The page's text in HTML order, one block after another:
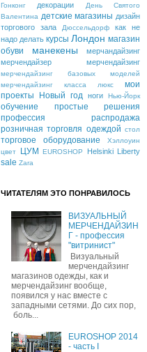
Гонконг декорации
День Святого
Валентина детские магазины дизайн
торгового зала
Дюссельдорф
как не
надо делать курсы Лондон магазин
обуви
манекены
мерчандайзинг
мерчендайзер
мерчендайзинг
мерчендайзинг базовых моделей
мерчендайзинг класса люкс
мои
проекты
Новый год ноги Нью-Йорк
обучение
простые решения
профессия
распродажа
розничная торговля одеждой стол
торговое оборудование
Хэллоуин
цвет
ЦУМ EUROSHOP Helsinki Liberty
sale Zara
ЧИТАТЕЛЯМ ЭТО ПОНРАВИЛОСЬ
ВИЗУАЛЬНЫЙ
МЕРЧЕНДАЙЗИН
Г - профессия
"витринист"
Визуальный
мерчендайзинг
магазинов одежды, как и
мерчендайзинг вообще,
появился у нас вместе с
западными сетями. До сих пор,
боль...
EUROSHOP 2014
- часть I